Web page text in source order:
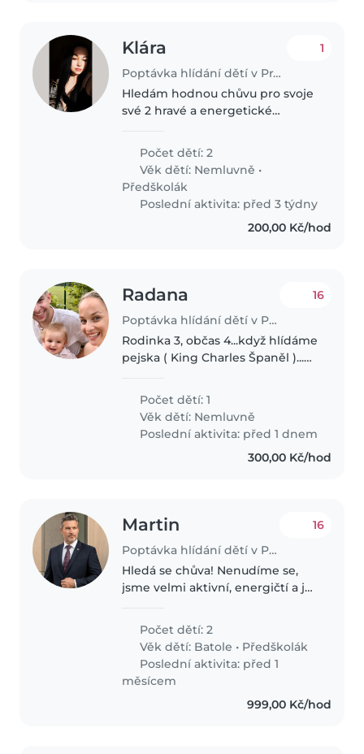
Klára
Poptávka hlídání dětí v Praha
1
Hledám hodnou chůvu pro svoje
své 2 hravé a energetické
Počet dětí: 2
Věk dětí: Nemluvně •
Předškolák
Poslední aktivita: před 3 týdny
200,00 Kč/hod
Radana
Poptávka hlídání dětí v Praha
16
Rodinka 3, občas 4...když hlídáme
pejska ( King Charles Španěl )...
ale co máme Vojtíka, tak jedeme
na super power. Oba se snažíme
pracovat, ale zároveň..
Počet dětí: 1
Věk dětí: Nemluvně
Poslední aktivita: před 1 dnem
300,00 Kč/hod
Martin
Poptávka hlídání dětí v Praha
16
Hledá se chůva! Nenudíme se,
jsme velmi aktivní, energičtí a je
Počet dětí: 2
Věk dětí: Batole • Předškolák
Poslední aktivita: před 1
měsícem
999,00 Kč/hod